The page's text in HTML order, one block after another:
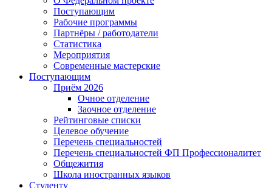
Поступающим
Рабочие программы
Партнёры / работодатели
Статистика
Мероприятия
Современные мастерские
Поступающим
Приём 2026
Очное отделение
Заочное отделение
Рейтинговые списки
Целевое обучение
Перечень специальностей
Перечень специальностей ФП Профессионалитет
Общежития
Школа иностранных языков
Студенту